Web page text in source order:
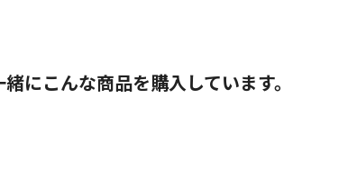
にこんな商品を購入しています。